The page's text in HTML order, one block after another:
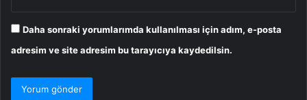
Daha sonraki yorumlarımda kullanılması için adım, e-posta
adresim ve site adresim bu tarayıcıya kaydedilsin.